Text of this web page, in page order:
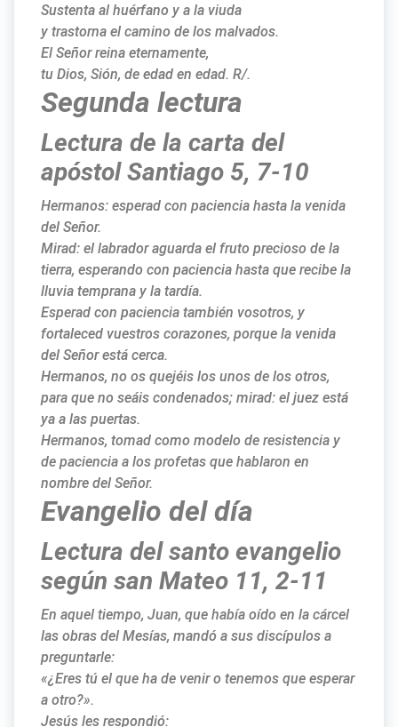
Sustenta al huérfano y a la viuda
y trastorna el camino de los malvados.
El Señor reina eternamente,
tu Dios, Sión, de edad en edad. R/.
Segunda lectura
Lectura de la carta del
apóstol Santiago 5, 7-10
Hermanos: esperad con paciencia hasta la venida
del Señor.
Mirad: el labrador aguarda el fruto precioso de la
tierra, esperando con paciencia hasta que recibe la
lluvia temprana y la tardía.
Esperad con paciencia también vosotros, y
fortaleced vuestros corazones, porque la venida
del Señor está cerca.
Hermanos, no os quejéis los unos de los otros,
para que no seáis condenados; mirad: el juez está
ya a las puertas.
Hermanos, tomad como modelo de resistencia y
de paciencia a los profetas que hablaron en
nombre del Señor.
Evangelio del día
Lectura del santo evangelio
según san Mateo 11, 2-11
En aquel tiempo, Juan, que había oído en la cárcel
las obras del Mesías, mandó a sus discípulos a
preguntarle:
«¿Eres tú el que ha de venir o tenemos que esperar
a otro?».
Jesús les respondió: